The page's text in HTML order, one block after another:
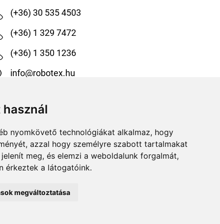
nyomkövető technológiákat alkalmaz, hogy
azzal hogy személyre szabott tartalmakat
meg, és elemzi a weboldalunk forgalmát,
érkeztek a látogatóink.
megváltoztatása
(+36) 30 535 4503
(+36) 1 329 7472
(+36) 1 350 1236
info@robotex.hu
@robotexhungary
@robotexkiadoiuzletag